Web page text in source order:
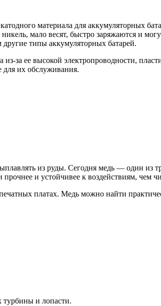
материала для аккумуляторных
мало весят, быстро заряжаются и
типы аккумуляторных батарей.
из-за ее высокой электропроводности,
для их обслуживания.
из руды. Сегодня медь — один из
и устойчивее к воздействиям, чем
платах. Медь можно найти
турбины и лопасти.